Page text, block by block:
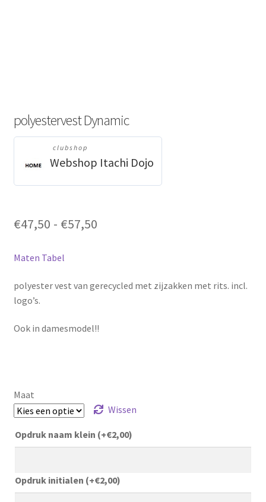
polyestervest Dynamic
clubshop
Webshop Itachi Dojo
€47,50 - €57,50Prijsklasse:
Maten Tabel
polyester vest van gerecycled met zijzakken met rits. incl.
logo’s.
Ook in damesmodel!!
Maat
Wissen
Opdruk naam klein (+€2,00)
Opdruk initialen (+€2,00)